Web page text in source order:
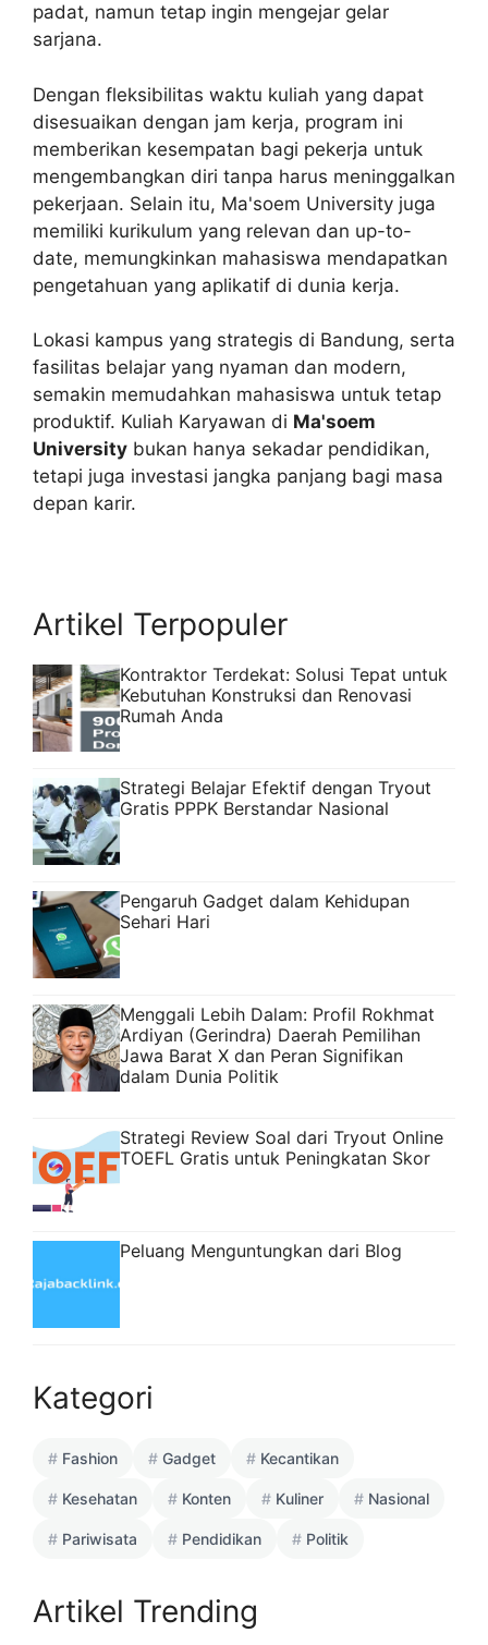
padat, namun tetap ingin mengejar gelar
sarjana.
Dengan fleksibilitas waktu kuliah yang dapat
disesuaikan dengan jam kerja, program ini
memberikan kesempatan bagi pekerja untuk
mengembangkan diri tanpa harus meninggalkan
pekerjaan. Selain itu, Ma'soem University juga
memiliki kurikulum yang relevan dan up-to-
date, memungkinkan mahasiswa mendapatkan
pengetahuan yang aplikatif di dunia kerja.
Lokasi kampus yang strategis di Bandung, serta
fasilitas belajar yang nyaman dan modern,
semakin memudahkan mahasiswa untuk tetap
produktif. Kuliah Karyawan di Ma'soem
University bukan hanya sekadar pendidikan,
tetapi juga investasi jangka panjang bagi masa
depan karir.
Artikel Terpopuler
Kontraktor Terdekat: Solusi Tepat untuk
Kebutuhan Konstruksi dan Renovasi
Rumah Anda
Strategi Belajar Efektif dengan Tryout
Gratis PPPK Berstandar Nasional
Pengaruh Gadget dalam Kehidupan
Sehari Hari
Menggali Lebih Dalam: Profil Rokhmat
Ardiyan (Gerindra) Daerah Pemilihan
Jawa Barat X dan Peran Signifikan
dalam Dunia Politik
Strategi Review Soal dari Tryout Online
TOEFL Gratis untuk Peningkatan Skor
Peluang Menguntungkan dari Blog
Kategori
Fashion Gadget Kecantikan
Kesehatan Konten Kuliner Nasional
Pariwisata Pendidikan Politik
Artikel Trending